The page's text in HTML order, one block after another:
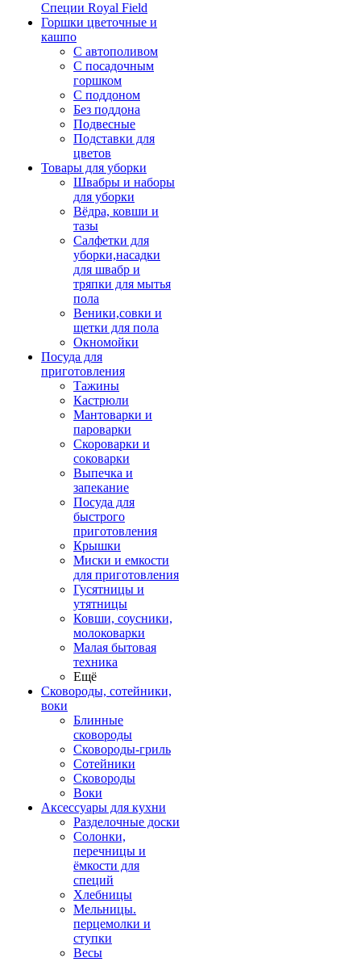
Специи Royal Field
Горшки цветочные и
кашпо
С автополивом
С посадочным
горшком
С поддоном
Без поддона
Подвесные
Подставки для
цветов
Товары для уборки
Швабры и наборы
для уборки
Вёдра, ковши и
тазы
Салфетки для
уборки,насадки
для швабр и
тряпки для мытья
пола
Веники,совки и
щетки для пола
Окномойки
Посуда для
приготовления
Тажины
Кастрюли
Мантоварки и
пароварки
Скороварки и
соковарки
Выпечка и
запекание
Посуда для
быстрого
приготовления
Крышки
Миски и емкости
для приготовления
Гусятницы и
утятницы
Ковши, соусники,
молоковарки
Малая бытовая
техника
Ещё
Сковороды, сотейники,
воки
Блинные
сковороды
Сковороды-гриль
Сотейники
Сковороды
Воки
Аксессуары для кухни
Разделочные доски
Солонки,
перечницы и
ёмкости для
специй
Хлебницы
Мельницы.
перцемолки и
ступки
Весы